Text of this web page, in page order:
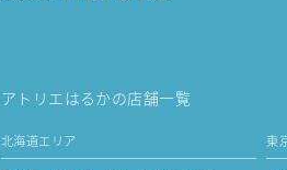
アトリエはるかの店舗一覧
北海道エリア 東